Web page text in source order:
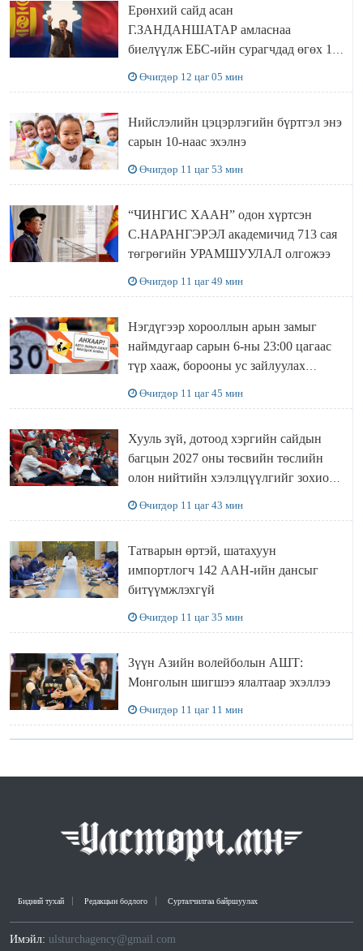
Ерөнхий сайд асан
Г.ЗАНДАНШАТАР амласнаа
биелүүлж ЕБС-ийн сурагчдад өгөх 10.
Өчигдөр 12 цаг 05 мин
Нийслэлийн цэцэрлэгийн бүртгэл энэ
сарын 10-наас эхэлнэ
Өчигдөр 11 цаг 53 мин
“ЧИНГИС ХААН” одон хүртсэн
С.НАРАНГЭРЭЛ академичид 713 сая
төгрөгийн УРАМШУУЛАЛ олгожээ
Өчигдөр 11 цаг 49 мин
Нэгдүгээр хорооллын арын замыг
наймдугаар сарын 6-ны 23:00 цагаас
түр хааж, борооны ус зайлуулах
Өчигдөр 11 цаг 45 мин
Хууль зүй, дотоод хэргийн сайдын
багцын 2027 оны төсвийн төслийн
олон нийтийн хэлэлцүүлгийг зохион
Өчигдөр 11 цаг 43 мин
Татварын өртэй, шатахуун
импортлогч 142 ААН-ийн дансыг
битүүмжлэхгүй
Өчигдөр 11 цаг 35 мин
Зүүн Азийн волейболын АШТ:
Монголын шигшээ ялалтаар эхэллээ
Өчигдөр 11 цаг 11 мин
Бидний тухай Редакцын бодлого Сурталчилгаа байршуулах
Имэйл: ulsturchagency@gmail.com